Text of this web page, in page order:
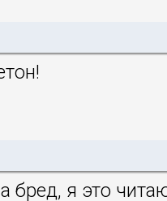
бред, я это